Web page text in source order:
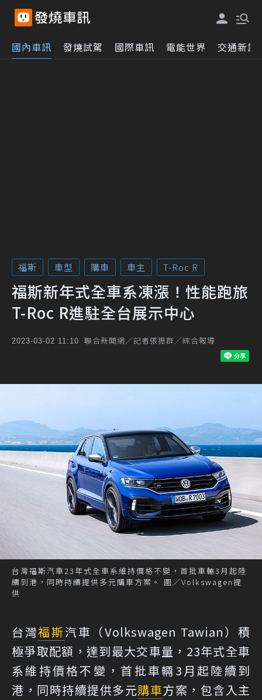
國內車訊 發燒試駕 國際車訊 電能世界 交通新訊
福斯 車型 購車 車主 T-Roc R
福斯新年式全車系凍漲！性能跑旅
T-Roc R進駐全台展示中心
2023-03-02 11:10 聯合新聞網／記者張振群／綜合報導
台灣福斯汽車23年式全車系維持價格不變，首批車輛3月起陸
續到港，同時持續提供多元購車方案。 圖／Volkswagen提
供
台灣福斯汽車（Volkswagen Tawian）積
極爭取配額，達到最大交車量，23年式全車
系維持價格不變，首批車輛3月起陸續到
港，同時持續提供多元購車方案，包含入主